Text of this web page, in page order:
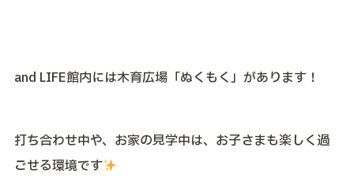
and LIFE館内には木育広場「ぬくもく」があります！
打ち合わせ中や、お家の見学中は、お子さまも楽しく過
ごせる環境です